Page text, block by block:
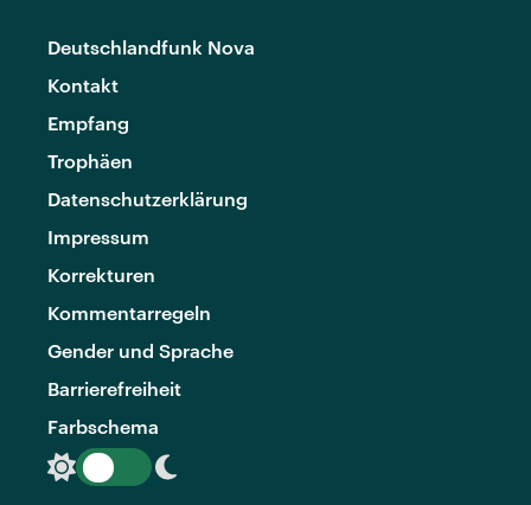
Deutschlandfunk Nova
Kontakt
Empfang
Trophäen
Datenschutzerklärung
Impressum
Korrekturen
Kommentarregeln
Gender und Sprache
Barrierefreiheit
Farbschema